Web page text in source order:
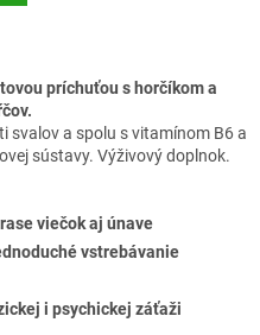
príchuťou s horčíkom a
svalov a spolu s vitamínom B6 a
sústavy. Výživový doplnok.
viečok aj únave
vstrebávanie
i psychickej záťaži